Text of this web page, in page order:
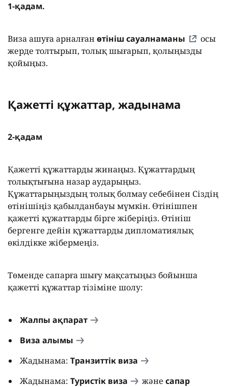
1-қадам.
Виза ашуға арналған өтініш сауалнаманы
осы
жерде толтырып, толық шығарып, қолыңызды
қойыңыз.
Қажетті құжаттар, жадынама
2-қадам
Қажетті құжаттарды жинаңыз. Құжаттардың
толықтығына назар аударыңыз.
Құжаттарыңыздың толық болмау себебінен Сіздің
өтінішіңіз қабылданбауы мүмкін. Өтінішпен
қажетті құжаттарды бірге жіберіңіз. Өтініш
бергенге дейін құжаттарды дипломатиялық
өкілдікке жібермеңіз.
Төменде сапарға шығу мақсатыңыз бойынша
қажетті құжаттар тізіміне шолу:
Жалпы ақпарат
Виза алымы
Жадынама: Транзиттік виза
Жадынама: Туристік виза және сапар